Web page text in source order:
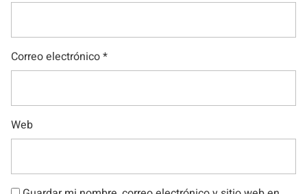
Correo electrónico*
Web